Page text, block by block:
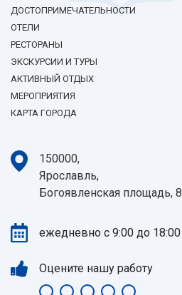
ДОСТОПРИМЕЧАТЕЛЬНОСТИ
ОТЕЛИ
РЕСТОРАНЫ
ЭКСКУРСИИ И ТУРЫ
АКТИВНЫЙ ОТДЫХ
МЕРОПРИЯТИЯ
КАРТА ГОРОДА
150000,
Ярославль,
Богоявленская площадь, 8
ежедневно с 9:00 до 18:00
Оцените нашу работу